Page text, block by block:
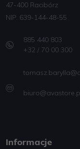
47-400 Racibórz
NIP. 639-144-48-55
885 440 803
+32 / 70 00 300
Informacje